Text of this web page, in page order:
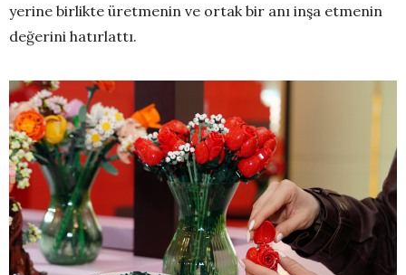
yerine birlikte üretmenin ve ortak bir anı inşa etmenin
değerini hatırlattı.